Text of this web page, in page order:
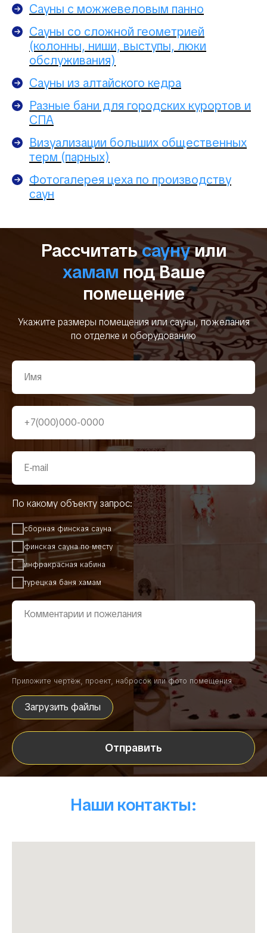
Сауны с можжевеловым панно
Сауны со сложной геометрией
(колонны, ниши, выступы, люки
обслуживания)
Сауны из алтайского кедра
Разные бани для городских курортов и
СПА
Визуализации больших общественных
терм (парных)
Фотогалерея цеха по производству
саун
Рассчитатьсаунуили
хамам под Ваше
помещение
Укажите размеры помещения или сауны, пожелания
по отделке и оборудованию
По какому объекту запрос:
сборная финская сауна
финская сауна по месту
инфракрасная кабина
турецкая баня хамам
Приложите чертёж, проект, набросок или фото помещения
Загрузить файлы
Отправить
Наши контакты: